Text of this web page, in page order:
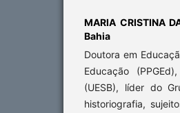
MARIA CRISTINA
Bahia
Doutora em
Educação
(UESB), líder do
historiografia,